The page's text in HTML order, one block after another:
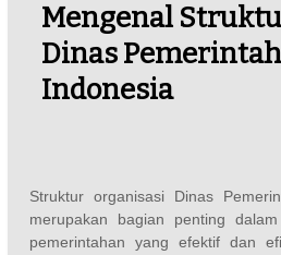
Mengenal
Dinas
Indonesia
Struktur organisasi Dinas
merupakan bagian penting
pemerintahan yang efektif dan